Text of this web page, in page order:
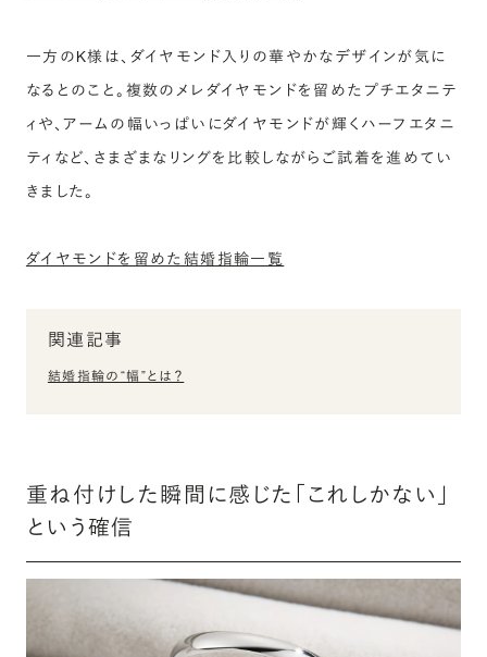
一方のK様は、ダイヤモンド入りの華やかなデザインが気に
なるとのこと。複数のメレダイヤモンドを留めたプチエタニテ
ィや、アームの幅いっぱいにダイヤモンドが輝くハーフエタニ
ティなど、さまざまなリングを比較しながらご試着を進めてい
きました。
ダイヤモンドを留めた結婚指輪一覧
関連記事
結婚指輪の“幅”とは？
重ね付けした瞬間に感じた「これしかない」
という確信